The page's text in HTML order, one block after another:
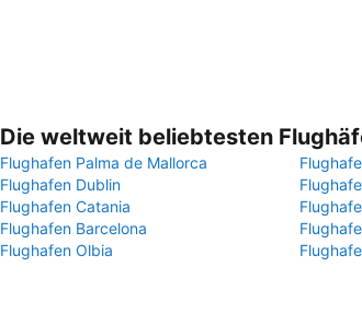
Die weltweit beliebtesten
Flughafen Palma de Mallorca
Flughafen Dublin
Flughafen Catania
Flughafen Barcelona
Flughafen Olbia